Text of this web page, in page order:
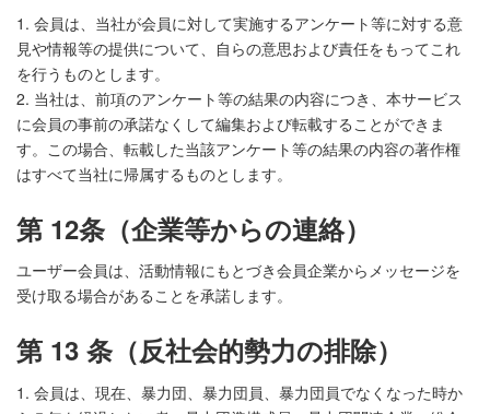
1. 会員は、当社が会員に対して実施するアンケート等に対する意
見や情報等の提供について、自らの意思および責任をもってこれ
を行うものとします。
2. 当社は、前項のアンケート等の結果の内容につき、本サービス
に会員の事前の承諾なくして編集および転載することができま
す。この場合、転載した当該アンケート等の結果の内容の著作権
はすべて当社に帰属するものとします。
第 12条（企業等からの連絡）
ユーザー会員は、活動情報にもとづき会員企業からメッセージを
受け取る場合があることを承諾します。
第 13 条（反社会的勢力の排除）
1. 会員は、現在、暴力団、暴力団員、暴力団員でなくなった時か